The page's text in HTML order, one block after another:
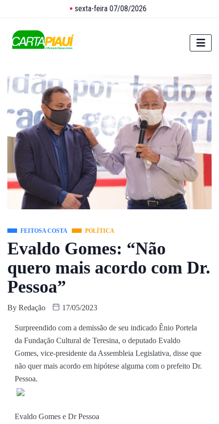
sexta-feira 07/08/2026
FEITOSA COSTA POLÍTICA
Evaldo Gomes: “Não
quero mais acordo com Dr.
Pessoa”
By Redação 17/05/2023
Surpreendido com a demissão de seu indicado Ênio Portela
da Fundação Cultural de Teresina, o deputado Evaldo
Gomes, vice-presidente da Assembleia Legislativa, disse que
não quer mais acordo em hipótese alguma com o prefeito Dr.
Pessoa.
Evaldo Gomes e Dr Pessoa